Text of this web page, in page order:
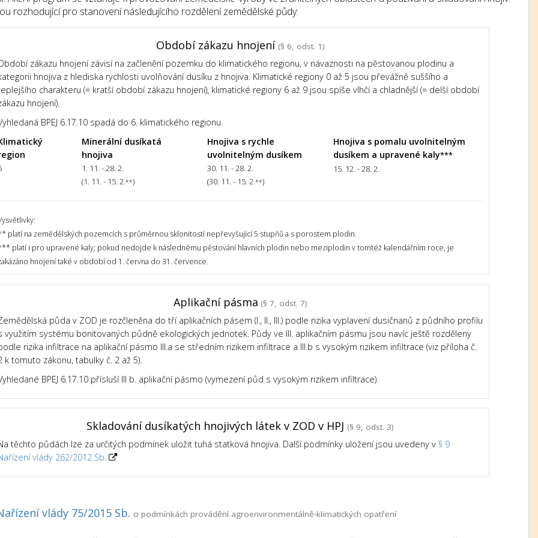
rozhodující pro stanovení následujícího rozdělení zemědělské půdy:
Období zákazu hnojení (§ 6, odst. 1)
zákazu hnojení závisí na začlenění pozemku do klimatického regionu, v návaznosti na pěstovanou plodinu a
hnojiva z hlediska rychlosti uvolňování dusíku z hnojiva. Klimatické regiony 0 až 5 jsou převážně suššího a
charakteru (= kratší období zákazu hnojení), klimatické regiony 6 až 9 jsou spíše vlhčí a chladnější (= delší období
hnojení).
BPEJ 6.17.10 spadá do 6. klimatického regionu.
Minerální dusíkatá
hnojiva
1. 11. - 28. 2.
(1. 11. - 15. 2.**)
Hnojiva s rychle
uvolnitelným dusíkem
30. 11. - 28. 2.
(30. 11. - 15. 2.**)
Hnojiva s pomalu uvolnitelným
dusíkem a upravené kaly***
15. 12. - 28. 2.
platí na zemědělských pozemcích s průměrnou sklonitostí nepřevyšující 5 stupňů a s porostem plodin.
platí i pro upravené kaly; pokud nedojde k následnému pěstování hlavních plodin nebo meziplodin v tomtéž kalendářním roce, je
hnojení také v období od 1. června do 31. července.
Aplikační pásma (§ 7, odst. 7)
půda v ZOD je rozčleněna do tří aplikačních pásem (I., II., III.) podle rizika vyplavení dusičnanů z půdního profilu
využitím systému bonitovaných půdně ekologických jednotek. Půdy ve III. aplikačním pásmu jsou navíc ještě rozděleny
rizika infiltrace na aplikační pásmo III.a se středním rizikem infiltrace a III.b s vysokým rizikem infiltrace (viz příloha č.
k tomuto zákonu, tabulky č. 2 až 5).
BPEJ 6.17.10 přísluší III b. aplikační pásmo (vymezení půd s vysokým rizikem infiltrace).
Skladování dusíkatých hnojivých látek v ZOD v HPJ (§ 9, odst. 3)
těchto půdách lze za určitých podmínek uložit tuhá statková hnojiva. Další podmínky uložení jsou uvedeny v § 9
vlády 262/2012 Sb.
vlády 75/2015 Sb. o podmínkách provádění agroenvironmentálně-klimatických opatření